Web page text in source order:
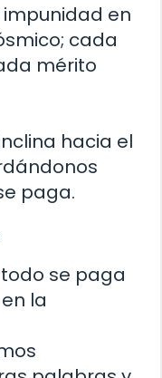
en
cada
mérito
hacia el
paga.
se paga
la